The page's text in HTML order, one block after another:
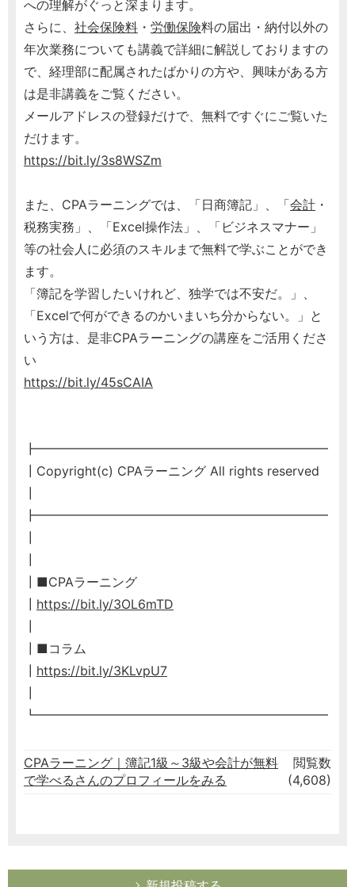
への理解がぐっと深まります。
さらに、 社会保険料 ・ 労働保険料の届出・納付以外の
年次業務についても講義で詳細に解説しておりますの
で、経理部に配属されたばかりの方や、興味がある方
は是非講義をご覧ください。
メールアドレスの登録だけで、無料ですぐにご覧いた
だけます。
https://bit.ly/3s8WSZm
また、CPAラーニングでは、「日商簿記」、「会計 ・
税務実務」、「Excel操作法」、「ビジネスマナー」
等の社会人に必須のスキルまで無料で学ぶことができ
ます。
「簿記を学習したいけれど、独学では不安だ。」、
「Excelで何ができるのかいまいち分からない。」と
いう方は、是非CPAラーニングの講座をご活用くださ
い
https://bit.ly/45sCAIA
┣━━━━━━━━━━━━━━━━━━━━━━━
┃Copyright(c) CPAラーニング All rights reserved
┣━━━━━━━━━━━━━━━━━━━━━━━
┃■CPAラーニング
https://bit.ly/3OL6mTD
┃■コラム
https://bit.ly/3KLvpU7
┗━━━━━━━━━━━━━━━━━━━━━━━
CPAラーニング｜簿記1級～3級や会計が無料
で学べるさんのプロフィールをみる
閲覧数
(4,608)